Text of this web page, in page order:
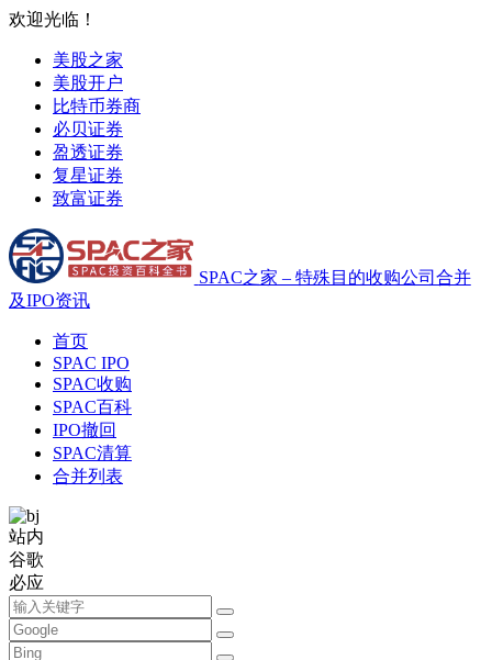
欢迎光临！
美股之家
美股开户
比特币券商
必贝证券
盈透证券
复星证券
致富证券
SPAC之家 – 特殊目的收购公司合并
及IPO资讯
首页
SPAC IPO
SPAC收购
SPAC百科
IPO撤回
SPAC清算
合并列表
站内
谷歌
必应